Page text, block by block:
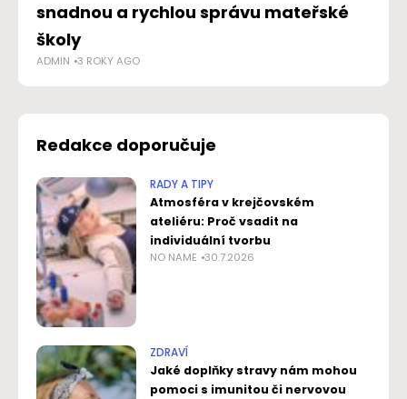
snadnou a rychlou správu mateřské
školy
ADMIN 3 ROKY AGO
Redakce doporučuje
RADY A TIPY
Atmosféra v krejčovském
ateliéru: Proč vsadit na
individuální tvorbu
NO NAME 30.7.2026
ZDRAVÍ
Jaké doplňky stravy nám mohou
pomoci s imunitou či nervovou